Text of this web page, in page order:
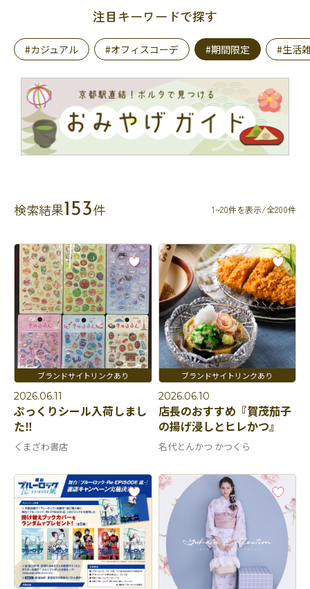
注目キーワードで探す
#カジュアル #オフィスコーデ #期間限定 #生活
検索結果153件 1~20件を表示/全200件
2026.06.11
ぷっくりシール入荷しまし
た‼️
くまざわ書店
2026.06.10
店長のおすすめ『賀茂茄子
の揚げ浸しとヒレかつ』
名代とんかつ かつくら